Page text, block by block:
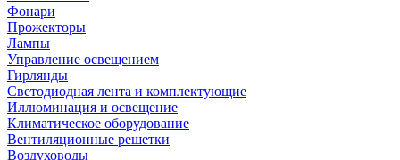
Фонари
Прожекторы
Лампы
Управление освещением
Гирлянды
Светодиодная лента и комплектующие
Иллюминация и освещение
Климатическое оборудование
Вентиляционные решетки
Воздуховоды